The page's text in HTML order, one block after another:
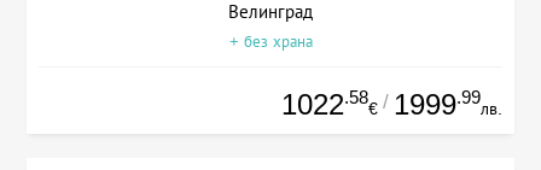
Велинград
+ без храна
1022.58
€ / 1999.99
лв.